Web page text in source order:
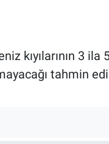
kıyılarının 3
tahmin